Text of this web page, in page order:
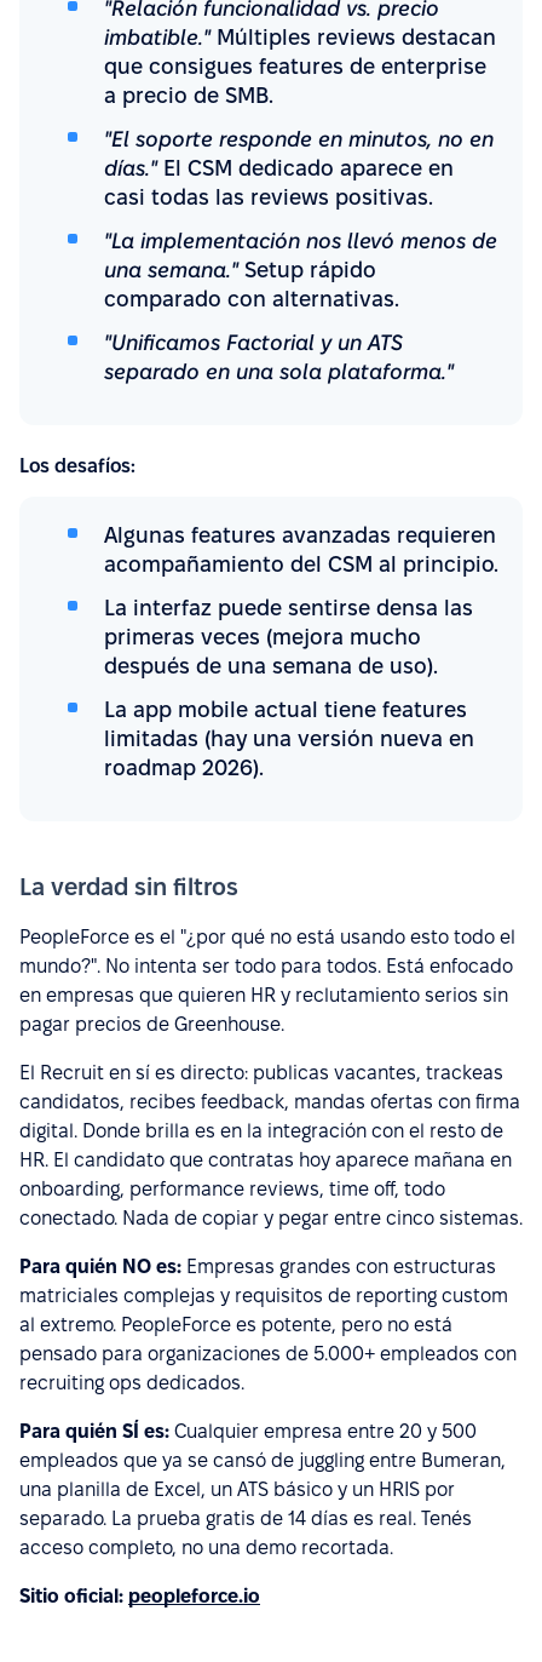
"Relación funcionalidad vs. precio
imbatible."Múltiples reviews destacan
que consigues features de enterprise
a precio de SMB.
"El soporte responde en minutos, no en
días."El CSM dedicado aparece en
casi todas las reviews positivas.
"La implementación nos llevó menos de
una semana."Setup rápido
comparado con alternativas.
"Unificamos Factorial y un ATS
separado en una sola plataforma."
Los desafíos:
Algunas features avanzadas requieren
acompañamiento del CSM al principio.
La interfaz puede sentirse densa las
primeras veces (mejora mucho
después de una semana de uso).
La app mobile actual tiene features
limitadas (hay una versión nueva en
roadmap 2026).
La verdad sin filtros
PeopleForce es el "¿por qué no está usando esto todo el
mundo?". No intenta ser todo para todos. Está enfocado
en empresas que quieren HR y reclutamiento serios sin
pagar precios de Greenhouse.
El Recruit en sí es directo: publicas vacantes, trackeas
candidatos, recibes feedback, mandas ofertas con firma
digital. Donde brilla es en la integración con el resto de
HR. El candidato que contratas hoy aparece mañana en
onboarding, performance reviews, time off, todo
conectado. Nada de copiar y pegar entre cinco sistemas.
Para quién NO es: Empresas grandes con estructuras
matriciales complejas y requisitos de reporting custom
al extremo. PeopleForce es potente, pero no está
pensado para organizaciones de 5.000+ empleados con
recruiting ops dedicados.
Para quién SÍ es: Cualquier empresa entre 20 y 500
empleados que ya se cansó de juggling entre Bumeran,
una planilla de Excel, un ATS básico y un HRIS por
separado. La prueba gratis de 14 días es real. Tenés
acceso completo, no una demo recortada.
Sitio oficial: peopleforce.io